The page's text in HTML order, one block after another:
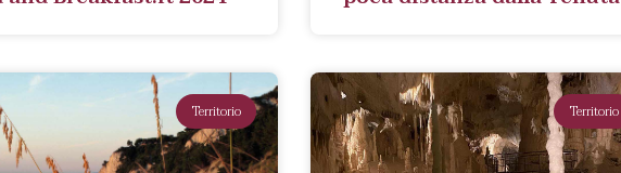
Territorio Territorio